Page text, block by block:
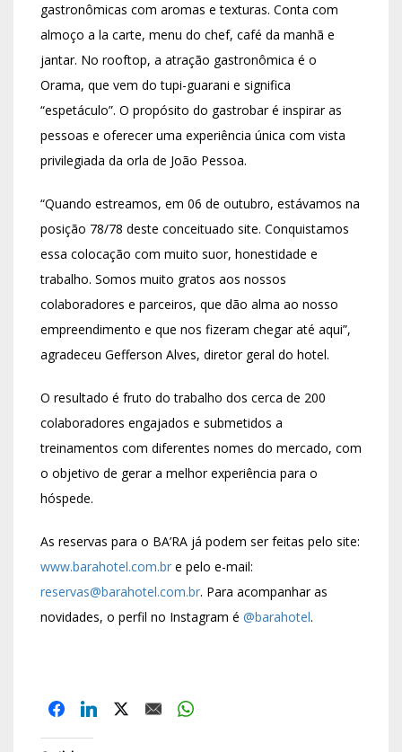
gastronômicas com aromas e texturas. Conta com
almoço a la carte, menu do chef, café da manhã e
jantar. No rooftop, a atração gastronômica é o
Orama, que vem do tupi-guarani e significa
“espetáculo”. O propósito do gastrobar é inspirar as
pessoas e oferecer uma experiência única com vista
privilegiada da orla de João Pessoa.
“Quando estreamos, em 06 de outubro, estávamos na
posição 78/78 deste conceituado site. Conquistamos
essa colocação com muito suor, honestidade e
trabalho. Somos muito gratos aos nossos
colaboradores e parceiros, que dão alma ao nosso
empreendimento e que nos fizeram chegar até aqui”,
agradeceu Gefferson Alves, diretor geral do hotel.
O resultado é fruto do trabalho dos cerca de 200
colaboradores engajados e submetidos a
treinamentos com diferentes nomes do mercado, com
o objetivo de gerar a melhor experiência para o
hóspede.
As reservas para o BA’RA já podem ser feitas pelo site:
www.barahotel.com.br e pelo e-mail:
reservas@barahotel.com.br. Para acompanhar as
novidades, o perfil no Instagram é @barahotel.